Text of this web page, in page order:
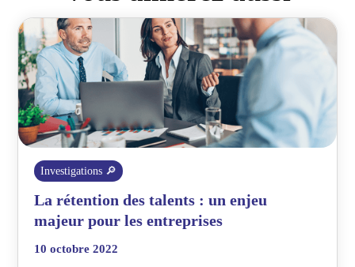
Investigations 🔎
La rétention des talents : un enjeu
majeur pour les entreprises
10 octobre 2022